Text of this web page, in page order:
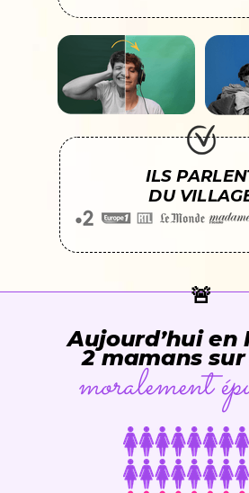
Aujourd’hui en
2 mamans
moralement
🚨
ILS
DU